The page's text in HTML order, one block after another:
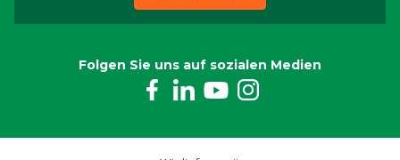
Folgen Sie uns auf sozialen Medien